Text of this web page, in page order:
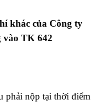
khác của Công ty
vào TK 642
phải nộp tại thời điểm